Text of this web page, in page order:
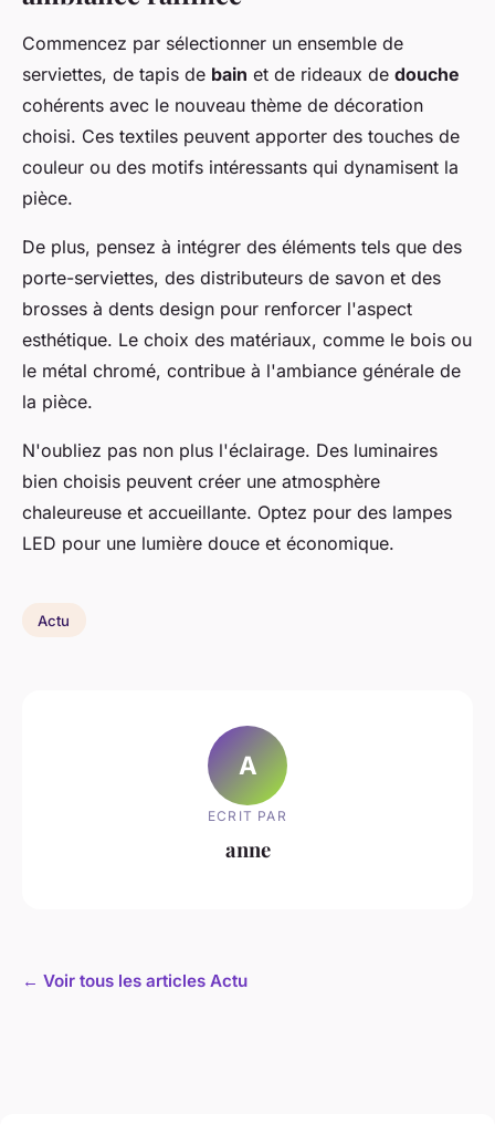
Commencez par sélectionner un ensemble de
serviettes, de tapis de bain et de rideaux de douche
cohérents avec le nouveau thème de décoration
choisi. Ces textiles peuvent apporter des touches de
couleur ou des motifs intéressants qui dynamisent la
pièce.
De plus, pensez à intégrer des éléments tels que des
porte-serviettes, des distributeurs de savon et des
brosses à dents design pour renforcer l'aspect
esthétique. Le choix des matériaux, comme le bois ou
le métal chromé, contribue à l'ambiance générale de
la pièce.
N'oubliez pas non plus l'éclairage. Des luminaires
bien choisis peuvent créer une atmosphère
chaleureuse et accueillante. Optez pour des lampes
LED pour une lumière douce et économique.
Actu
A
ECRIT PAR
anne
← Voir tous les articles Actu